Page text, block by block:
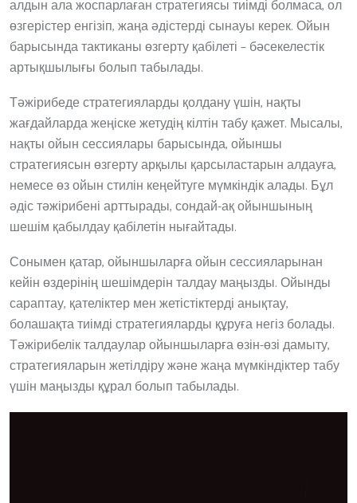
алдын ала жоспарлаған стратегиясы тиімді болмаса, ол
өзгерістер енгізіп, жаңа әдістерді сынауы керек. Ойын
барысында тактиканы өзгерту қабілеті – бәсекелестік
артықшылығы болып табылады.
Тәжірибеде стратегияларды қолдану үшін, нақты
жағдайларда жеңіске жетудің кілтін табу қажет. Мысалы,
нақты ойын сессиялары барысында, ойыншы
стратегиясын өзгерту арқылы қарсыластарын алдауға,
немесе өз ойын стилін кеңейтуге мүмкіндік алады. Бұл
әдіс тәжірибені арттырады, сондай-ақ ойыншының
шешім қабылдау қабілетін нығайтады.
Сонымен қатар, ойыншыларға ойын сессияларынан
кейін өздерінің шешімдерін талдау маңызды. Ойынды
сараптау, қателіктер мен жетістіктерді анықтау,
болашақта тиімді стратегияларды құруға негіз болады.
Тәжірибелік талдаулар ойыншыларға өзін-өзі дамыту,
стратегияларын жетілдіру және жаңа мүмкіндіктер табу
үшін маңызды құрал болып табылады.